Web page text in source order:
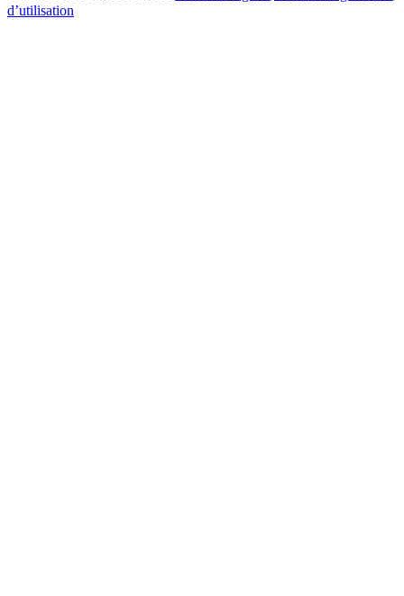
d’utilisation